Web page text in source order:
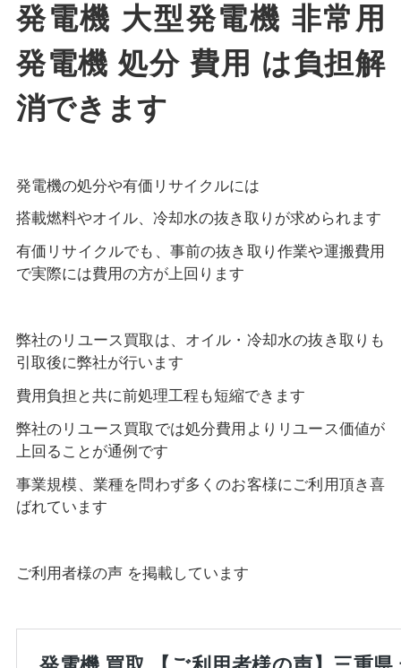
発電機 大型発電機 非常用
発電機 処分 費用 は負担解
消できます
発電機の処分や有価リサイクルには
搭載燃料やオイル、冷却水の抜き取りが求められます
有価リサイクルでも、事前の抜き取り作業や運搬費用
で実際には費用の方が上回ります
弊社のリユース買取は、オイル・冷却水の抜き取りも
引取後に弊社が行います
費用負担と共に前処理工程も短縮できます
弊社のリユース買取では処分費用よりリユース価値が
上回ることが通例です
事業規模、業種を問わず多くのお客様にご利用頂き喜
ばれています
ご利用者様の声 を掲載しています